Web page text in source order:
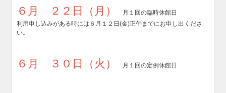
６月 ２２日（月）
月１回の臨時休館日
利用申し込みがある時には６月１２日(金)正午までにお申し出くださ
い。
６月 ３０日（火） 月１回の定例休館日